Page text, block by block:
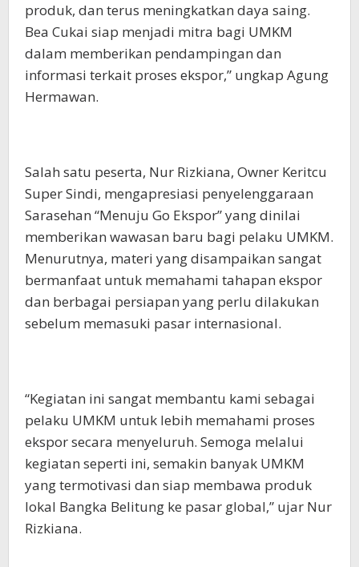
produk, dan terus meningkatkan daya saing.
Bea Cukai siap menjadi mitra bagi UMKM
dalam memberikan pendampingan dan
informasi terkait proses ekspor,” ungkap Agung
Hermawan.
Salah satu peserta, Nur Rizkiana, Owner Keritcu
Super Sindi, mengapresiasi penyelenggaraan
Sarasehan “Menuju Go Ekspor” yang dinilai
memberikan wawasan baru bagi pelaku UMKM.
Menurutnya, materi yang disampaikan sangat
bermanfaat untuk memahami tahapan ekspor
dan berbagai persiapan yang perlu dilakukan
sebelum memasuki pasar internasional.
“Kegiatan ini sangat membantu kami sebagai
pelaku UMKM untuk lebih memahami proses
ekspor secara menyeluruh. Semoga melalui
kegiatan seperti ini, semakin banyak UMKM
yang termotivasi dan siap membawa produk
lokal Bangka Belitung ke pasar global,” ujar Nur
Rizkiana.